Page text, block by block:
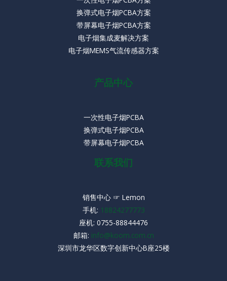
换弹式电子烟PCBA方案
带屏幕电子烟PCBA方案
电子烟集成麦解决方案
电子烟MEMS气流传感器方案
产品中心
一次性电子烟PCBA
换弹式电子烟PCBA
带屏幕电子烟PCBA
联系我们
销售中心 ☞ Lemon
手机: 18824277773
座机: 0755-88844476
邮箱: info@koom.com.cn
深圳市龙华区数字创新中心B座25楼